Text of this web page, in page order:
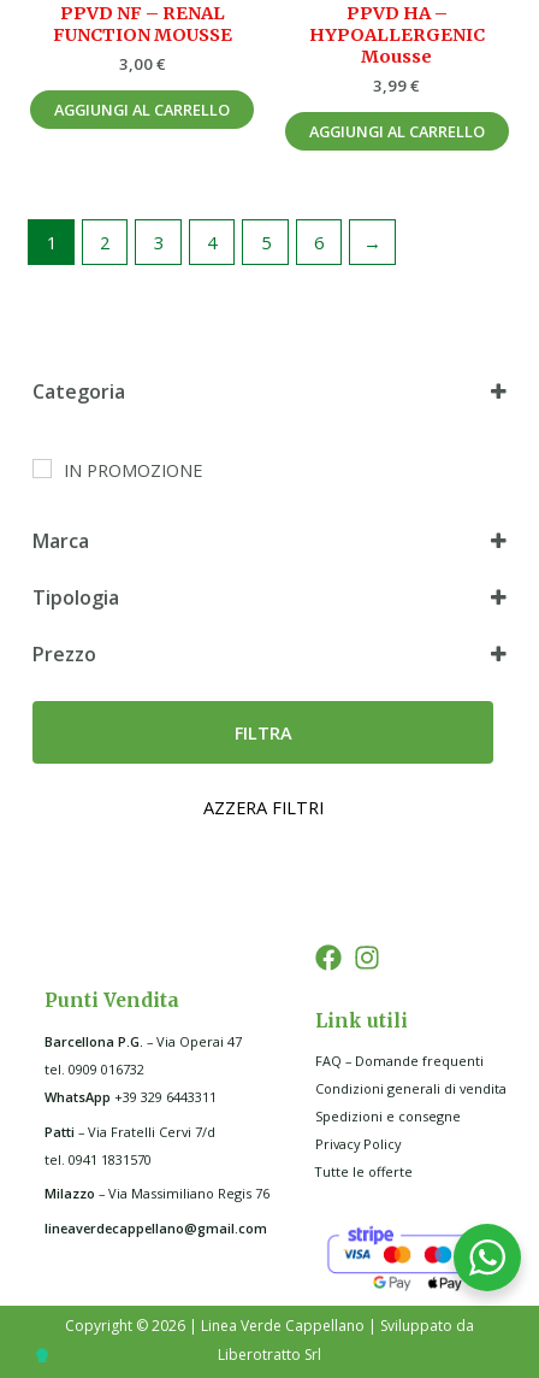
Categoria
IN PROMOZIONE
Marca
Tipologia
Prezzo
FILTRA
AZZERA FILTRI
PPVD NF – RENAL
FUNCTION MOUSSE
3,00€
AGGIUNGI AL CARRELLO
PPVD HA –
HYPOALLERGENIC
Mousse
3,99€
AGGIUNGI AL CARRELLO
1 2 3 4 5 6 →
Punti Vendita
Barcellona P.G. – Via Operai 47
tel. 0909 016732
WhatsApp +39 329 6443311
Patti – Via Fratelli Cervi 7/d
tel. 0941 1831570
Milazzo– Via Massimiliano Regis 76
lineaverdecappellano@gmail.com
Link utili
FAQ – Domande frequenti
Condizioni generali di vendita
Spedizioni e consegne
Privacy Policy
Tutte le offerte
Copyright © 2026 | Linea Verde Cappellano | Sviluppato da
Liberotratto Srl